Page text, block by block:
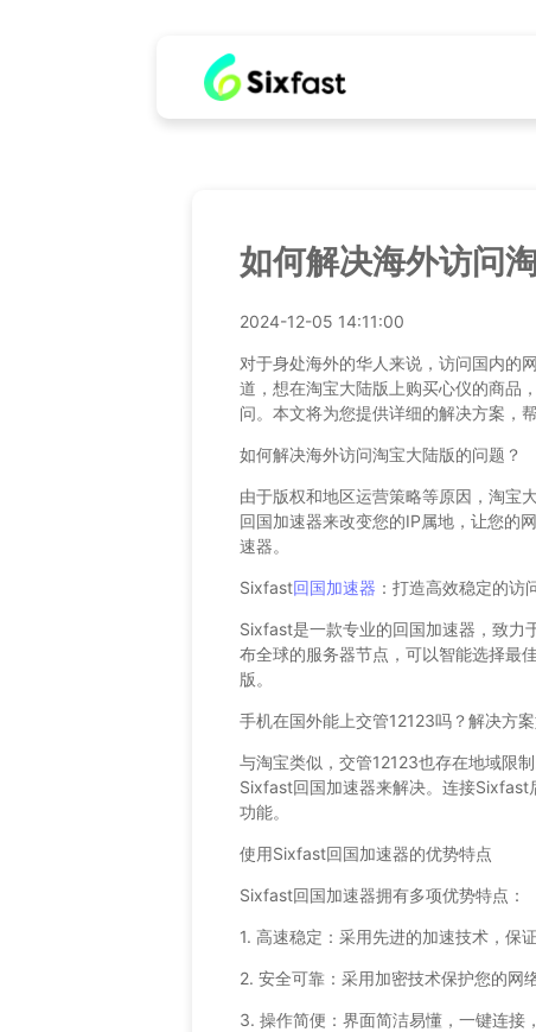
如何解决海外访问
2024-12-05 14:11:00
对于身处海外的华人来说，访问国内的
道，想在淘宝大陆版上购买心仪的商品
问。本文将为您提供详细的解决方案，
如何解决海外访问淘宝大陆版的问题？
由于版权和地区运营策略等原因，淘宝
回国加速器来改变您的IP属地，让您的
速器。
Sixfast回国加速器 ：打造高效稳定的访
Sixfast是一款专业的回国加速器，致力
布全球的服务器节点，可以智能选择最
版。
手机在国外能上交管12123吗？解决方
与淘宝类似，交管12123也存在地域限
Sixfast回国加速器来解决。连接Sixfast
功能。
使用Sixfast回国加速器的优势特点
Sixfast回国加速器拥有多项优势特点：
1. 高速稳定：采用先进的加速技术，保
2. 安全可靠：采用加密技术保护您的网
3. 操作简便：界面简洁易懂，一键连接